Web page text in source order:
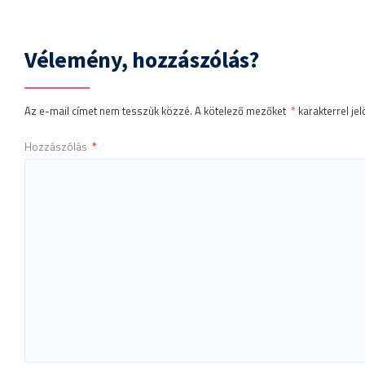
Vélemény, hozzászólás?
Az e-mail címet nem tesszük közzé. A kötelező mezőket * karakterrel
Hozzászólás *